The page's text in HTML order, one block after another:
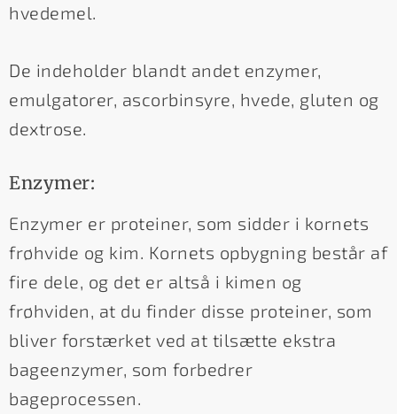
hvedemel.
De indeholder blandt andet enzymer,
emulgatorer, ascorbinsyre, hvede, gluten og
dextrose.
Enzymer:
Enzymer er proteiner, som sidder i kornets
frøhvide og kim. Kornets opbygning består af
fire dele, og det er altså i kimen og
frøhviden, at du finder disse proteiner, som
bliver forstærket ved at tilsætte ekstra
bageenzymer, som forbedrer
bageprocessen.